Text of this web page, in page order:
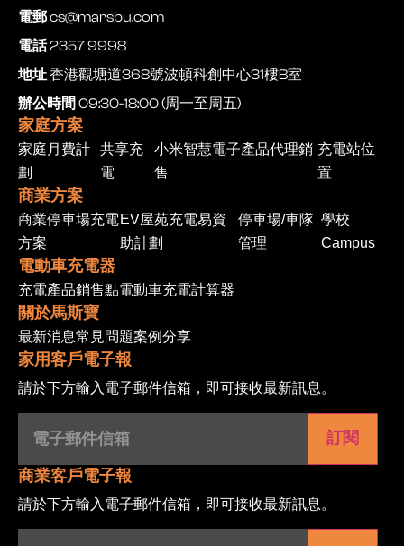
電郵cs@marsbu.com
電話2357 9998
地址香港觀塘道368號波頓科創中心31樓B室
辦公時間 09:30-18:00 (周一至周五)
家庭方案
家庭月費計
劃
共享充
電
小米智慧電子產品代理銷
售
充電站位
置
商業方案
商業停車場充電
方案
EV屋苑充電易資
助計劃
停車場/車隊
管理
學校
Campus
電動車充電器
充電產品銷售點電動車充電計算器
關於馬斯寶
最新消息常見問題案例分享
家用客戶電子報
請於下方輸入電子郵件信箱，即可接收最新訊息。
電
件
信
(Required)
商業客戶電子報
請於下方輸入電子郵件信箱，即可接收最新訊息。